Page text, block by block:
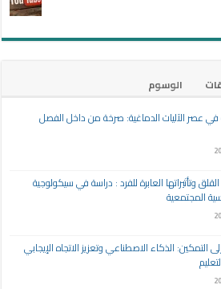
الوسوم
عصر الآليات الدماغية: صرخة من داخل الفصل
وتأثيراتها العابرة للفرد : دراسة في سيكولوجية
المجتمعية
التمكين: الذكاء الاصطناعي وتعزيز الاتجاه الإيجابي